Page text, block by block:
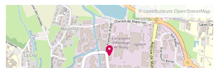
© contributeurs OpenStreetMap